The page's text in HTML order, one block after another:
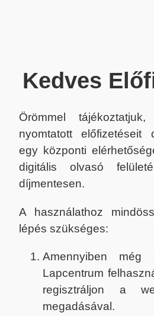
Kedves
Örömmel
nyomtatott előfizetéseit
egy központi
digitális olvasó
díjmentesen.
A használathoz
lépés szükséges:
Amennyiben még
Lapcentrum
regisztráljon a
megadásával.